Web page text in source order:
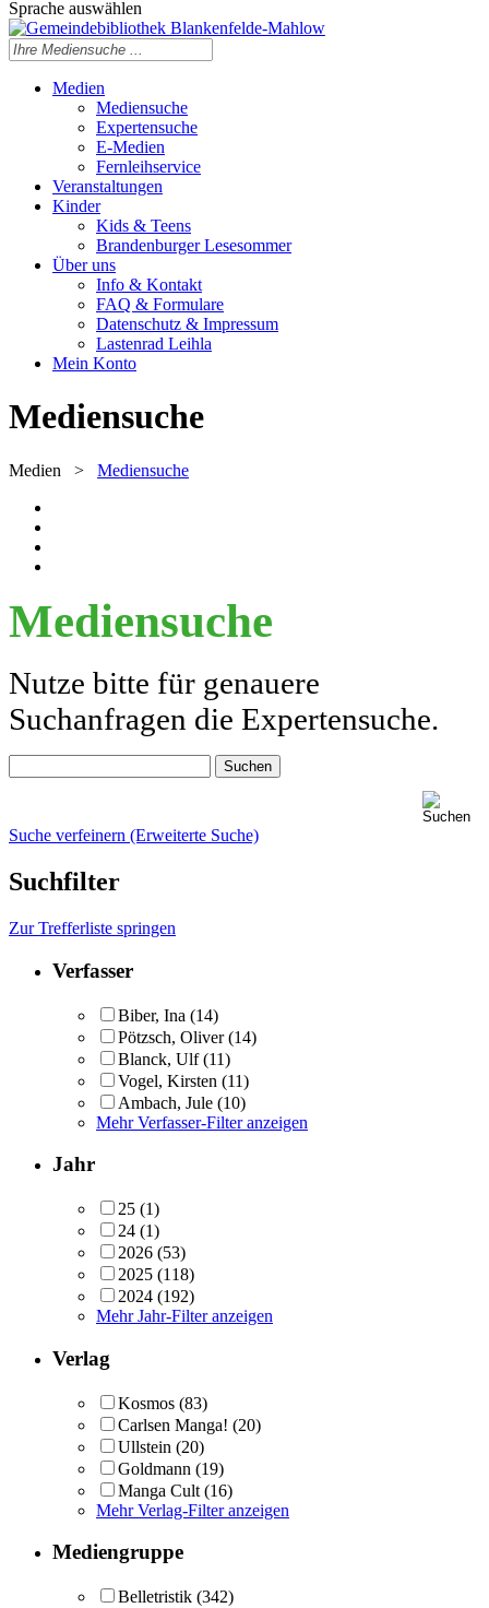
Sprache auswählen
Medien
Mediensuche
Expertensuche
E-Medien
Fernleihservice
Veranstaltungen
Kinder
Kids & Teens
Brandenburger Lesesommer
Über uns
Info & Kontakt
FAQ & Formulare
Datenschutz & Impressum
Lastenrad Leihla
Mein Konto
Mediensuche
Medien > Mediensuche
Mediensuche
Nutze bitte für genauere
Suchanfragen die Expertensuche.
Suche verfeinern (Erweiterte Suche)
Suchfilter
Zur Trefferliste springen
Verfasser
Biber, Ina (14)
Pötzsch, Oliver (14)
Blanck, Ulf (11)
Vogel, Kirsten (11)
Ambach, Jule (10)
Mehr Verfasser-Filter anzeigen
Jahr
25 (1)
24 (1)
2026 (53)
2025 (118)
2024 (192)
Mehr Jahr-Filter anzeigen
Verlag
Kosmos (83)
Carlsen Manga! (20)
Ullstein (20)
Goldmann (19)
Manga Cult (16)
Mehr Verlag-Filter anzeigen
Mediengruppe
Belletristik (342)